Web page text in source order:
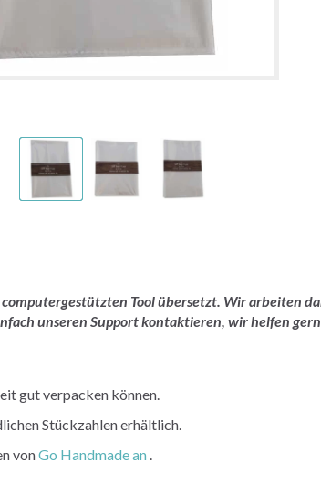
Tool übersetzt. Wir arbeiten
unseren Support kontaktieren, wir helfen
gut verpacken können.
Stückzahlen erhältlich.
vonGo Handmade an .